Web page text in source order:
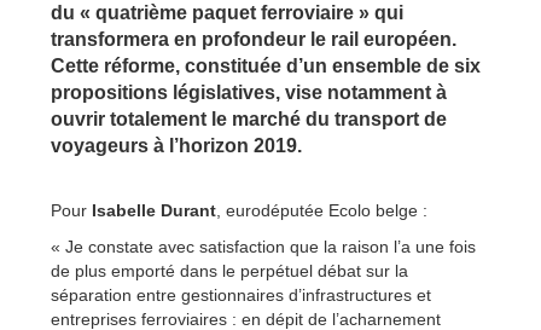
du « quatrième paquet ferroviaire » qui
transformera en profondeur le rail européen.
Cette réforme, constituée d’un ensemble de six
propositions législatives, vise notamment à
ouvrir totalement le marché du transport de
voyageurs à l’horizon 2019.
Pour Isabelle Durant , eurodéputée Ecolo belge :
« Je constate avec satisfaction que la raison l’a une fois
de plus emporté dans le perpétuel débat sur la
séparation entre gestionnaires d’infrastructures et
entreprises ferroviaires : en dépit de l’acharnement